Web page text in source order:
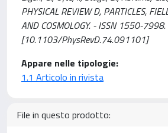
PHYSICAL REVIEW D, PARTICLES,
AND COSMOLOGY. - ISSN 1550-
[10.1103/PhysRevD.74.091101]
Appare nelle tipologie:
1.1 Articolo in rivista
File in questo prodotto: